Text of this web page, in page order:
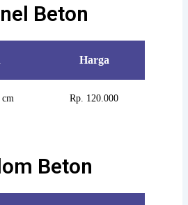
Beton
Harga
Rp. 120.000
Beton